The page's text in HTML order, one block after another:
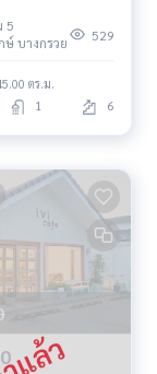
5
บางกรวย
529
ตร.ม.
1 6